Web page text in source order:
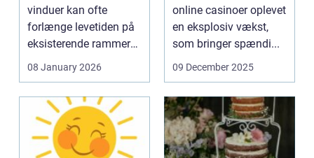
vinduer kan ofte
forlænge levetiden på
eksisterende rammer
og glas med ...
08 January 2026
online casinoer oplevet
en eksplosiv vækst,
som bringer spændi...
09 December 2025